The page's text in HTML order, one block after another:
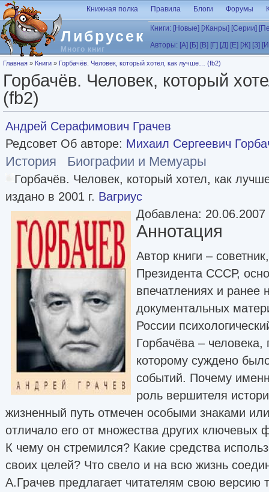
Перейти к основному содержанию
Либрусек
Много книг
Книжная полка Правила Блоги Форумы
Книги: [Новые] [Жанры] [Серии]
Авторы: [А] [Б] [В] [Г] [Д] [Е] [Ж] [З]
Вы здесь
Главная » Книги » Горбачёв. Человек, который хотел, как лучше… (fb2)
Горбачёв. Человек, который
(fb2)
Андрей Серафимович Грачев
Редсовет Об авторе: Михаил Сергеевич
История Биографии и Мемуары
Горбачёв. Человек, который хотел, как
издано в 2001 г. Вагриус
Добавлена: 20.06.2007
Аннотация
Автор книги –
Президента СССР,
впечатлениях и ранее
документальных
России
Горбачёва –
которому суждено
событий. Почему
роль вершителя
жизненный путь отмечен особыми знаками
отличало его от множества других ключевых
К чему он стремился? Какие средства
своих целей? Что свело и на всю жизнь
А.Грачев предлагает читателям свою версию